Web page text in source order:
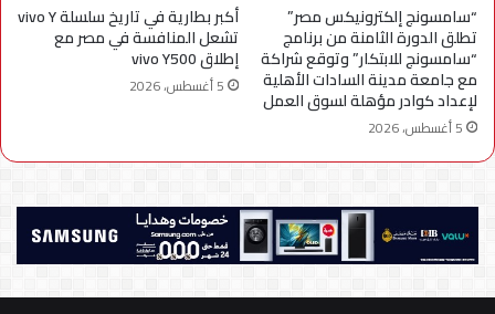
“سامسونج إلكترونيكس مصر”
تطلق الدورة الثامنة من برنامج
“سامسونج للابتكار” وتوقع شراكة
مع جامعة مدينة السادات الأهلية
لإعداد كوادر مؤهلة لسوق العمل
5 أغسطس، 2026
أكبر بطارية في تاريخ سلسلة vivo Y
تشعل المنافسة في مصر مع
إطلاق vivo Y500
5 أغسطس، 2026